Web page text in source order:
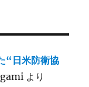
“日米防衛協
より